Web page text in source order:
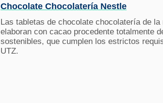
Chocolate Chocolatería Nestle
Las tabletas de chocolate chocolatería de
elaboran con cacao procedente totalmente
sostenibles, que cumplen los estrictos
UTZ.